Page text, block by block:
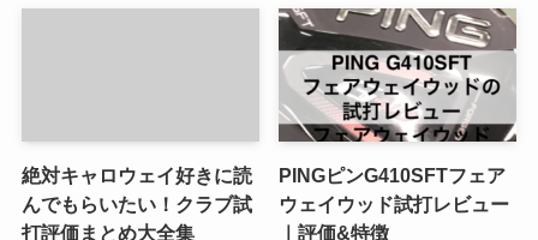
絶対キャロウェイ好きに読
んでもらいたい！クラブ試
打評価まとめ大全集
PINGピンG410SFTフェア
ウェイウッド試打レビュー
｜評価&特徴